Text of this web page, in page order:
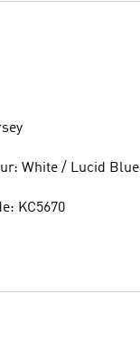
White / Lucid Blue
KC5670